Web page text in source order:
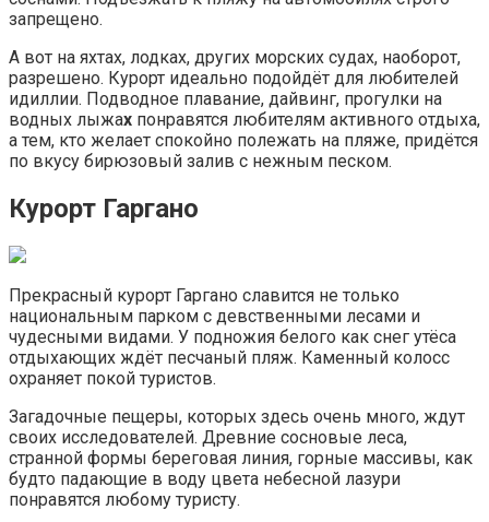
запрещено.
А вот на яхтах, лодках, других морских судах, наоборот,
разрешено. Курорт идеально подойдёт для любителей
идиллии. Подводное плавание, дайвинг, прогулки на
водных лыжах понравятся любителям активного отдыха,
а тем, кто желает спокойно полежать на пляже, придётся
по вкусу бирюзовый залив с нежным песком.
Курорт Гаргано
Прекрасный курорт Гаргано славится не только
национальным парком с девственными лесами и
чудесными видами. У подножия белого как снег утёса
отдыхающих ждёт песчаный пляж. Каменный колосс
охраняет покой туристов.
Загадочные пещеры, которых здесь очень много, ждут
своих исследователей. Древние сосновые леса,
странной формы береговая линия, горные массивы, как
будто падающие в воду цвета небесной лазури
понравятся любому туристу.